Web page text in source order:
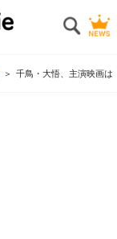
千鳥・大悟、主演映画は